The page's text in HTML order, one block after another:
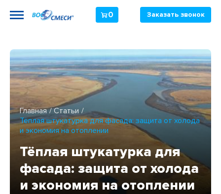
0 Заказать звонок
Главная
Статьи
Тёплая штукатурка для фасада: защита от холода
и экономия на отоплении
Тёплая штукатурка для
фасада: защита от холода
и экономия на отоплении